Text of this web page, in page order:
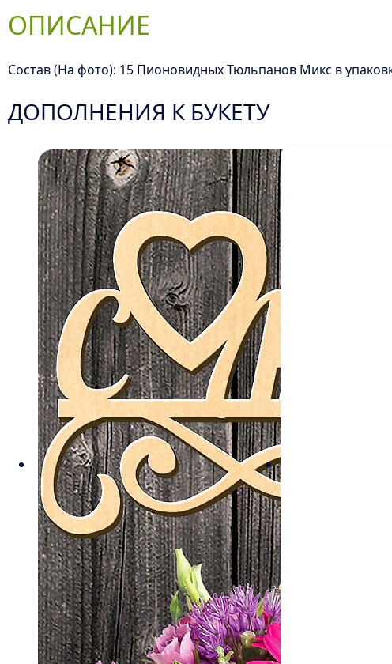
ОПИСАНИЕ
Состав (На фото): 15 Пионовидных Тюльпанов Микс в
ДОПОЛНЕНИЯ К БУКЕТУ